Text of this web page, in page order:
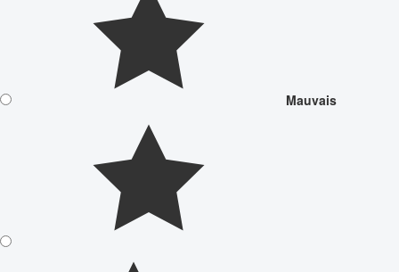
Mauvais